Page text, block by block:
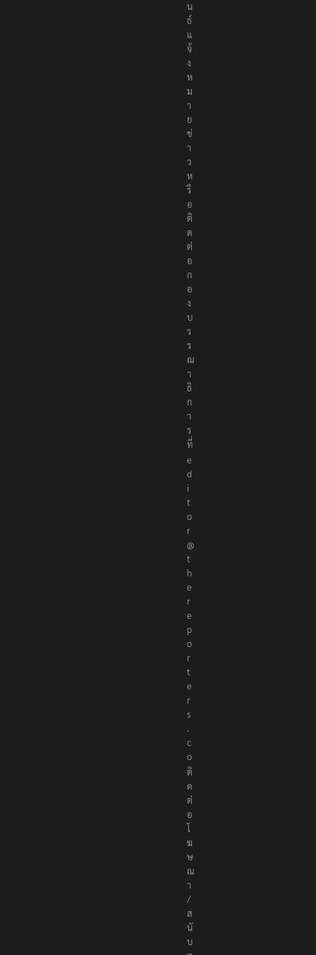
า
ง
เ
พื่
อ
สั
ง
ค
ม
ส่
ง
ข่
า
ว
ป
ร
ะ
ช
า
สั
ม
พั
น
ธ์
แ
จ้
ง
ห
ม
า
ย
ข่
า
ว
ห
รื
อ
ติ
ด
ต่
อ
ก
อ
ง
บ
ร
ร
ณ
า
ธิ
ก
า
ร
ที่
e
d
i
t
o
r
@
t
h
e
r
e
p